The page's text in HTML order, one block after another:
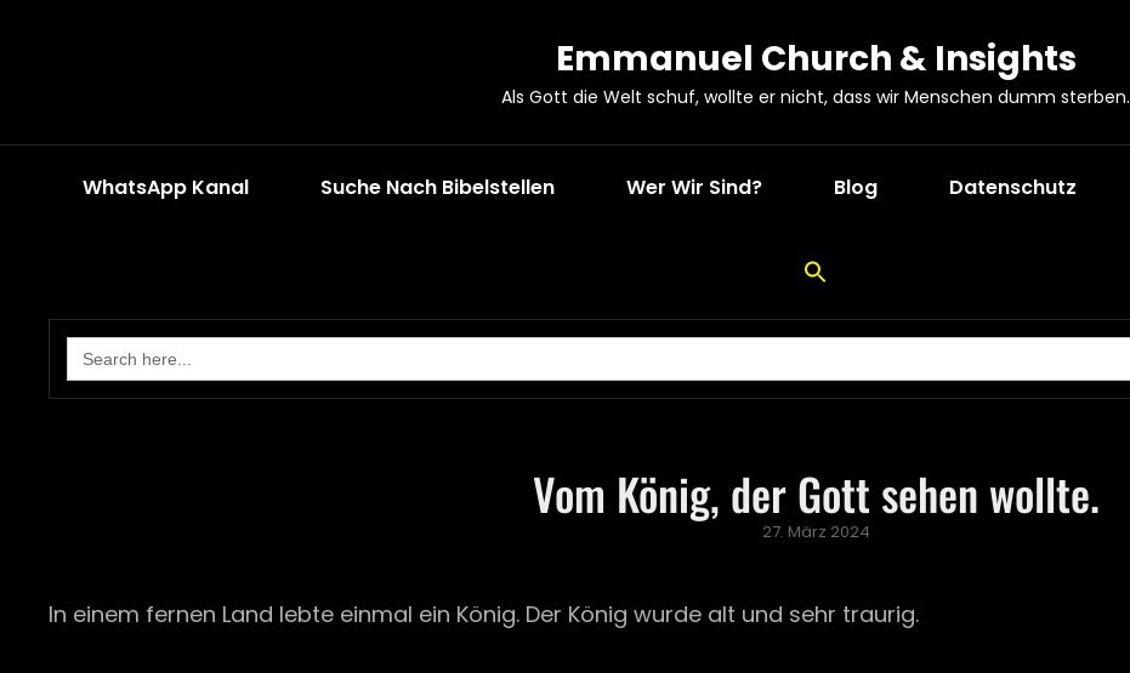
Emmanuel Church & Insights
Als Gott die Welt schuf, wollte er nicht, dass wir Menschen dumm sterben.
WhatsApp Kanal Suche Nach Bibelstellen Wer Wir Sind? Blog Datenschutz
Search
for:
Vom König, der Gott sehen wollte.
Posted
27. März 2024
In einem fernen Land lebte einmal ein König. Der König wurde alt und sehr traurig.